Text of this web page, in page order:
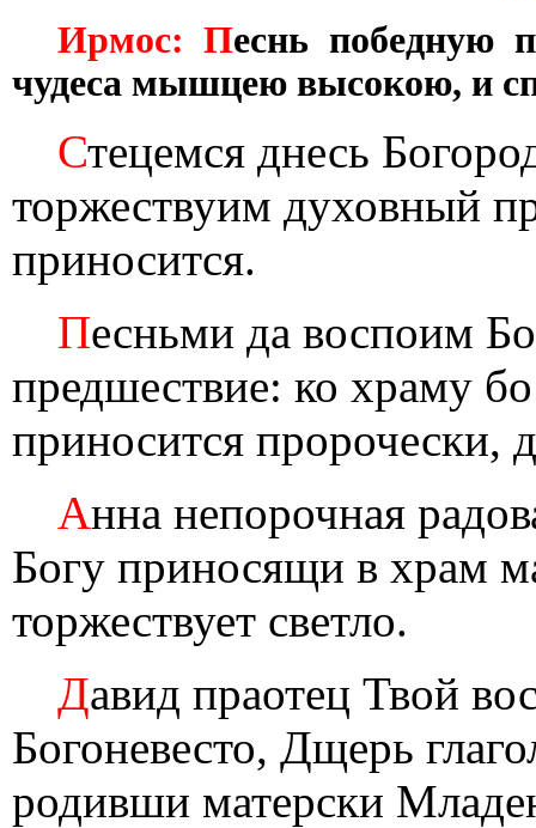
Ирмос: Песнь победную
чудеса мышцею высокою, и
Стецемся днесь
торжествуим духовный
приносится.
Песньми да воспоим
предшествие: ко храму
приносится пророчески,
Анна непорочная
Богу приносящи в храм
торжествует светло.
Давид праотец Твой
Богоневесто, Дщерь
родивши матерски